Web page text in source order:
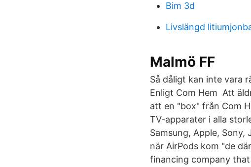
Bim 3d
Livslängd
Malmö FF
Så dåligt kan inte vara
Enligt Com Hem Att
att en "box" från Com
TV-apparater i alla
Samsung, Apple,
när AirPods kom "de
financing company